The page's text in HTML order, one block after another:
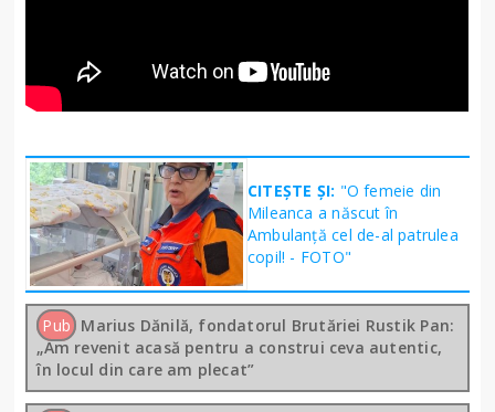
CITEȘTE ȘI: "O femeie din
Mileanca a născut în
Ambulanță cel de-al patrulea
copil! - FOTO"
Pub Marius Dănilă, fondatorul Brutăriei Rustik Pan:
„Am revenit acasă pentru a construi ceva autentic,
în locul din care am plecat”